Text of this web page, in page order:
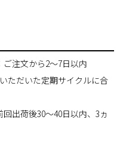
ご注文から2～7日以内
ただいた定期サイクルに合
出荷後30～40日以内、3ヵ